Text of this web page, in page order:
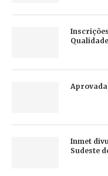
Aprovada
Inmet
Sudeste